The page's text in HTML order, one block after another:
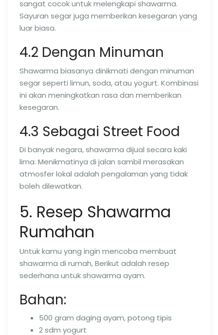
sangat cocok untuk melengkapi shawarma.
Sayuran segar juga memberikan kesegaran yang
luar biasa.
4.2 Dengan Minuman
Shawarma biasanya dinikmati dengan minuman
segar seperti limun, soda, atau yogurt. Kombinasi
ini akan meningkatkan rasa dan memberikan
kesegaran.
4.3 Sebagai Street Food
Di banyak negara, shawarma dijual secara kaki
lima. Menikmatinya di jalan sambil merasakan
atmosfer lokal adalah pengalaman yang tidak
boleh dilewatkan.
5. Resep Shawarma
Rumahan
Untuk kamu yang ingin mencoba membuat
shawarma di rumah, Berikut adalah resep
sederhana untuk shawarma ayam.
Bahan:
500 gram daging ayam, potong tipis
2 sdm yogurt